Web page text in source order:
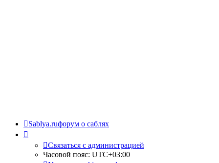
Sablya.ruфорум о саблях
Связаться с администрацией
Часовой пояс: UTC+03:00